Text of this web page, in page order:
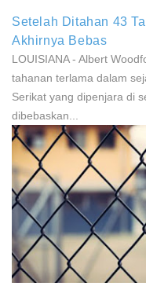
Setelah Ditahan 43
Akhirnya Bebas
LOUISIANA - Albert
tahanan terlama dalam
Serikat yang dipenjara di
dibebaskan...